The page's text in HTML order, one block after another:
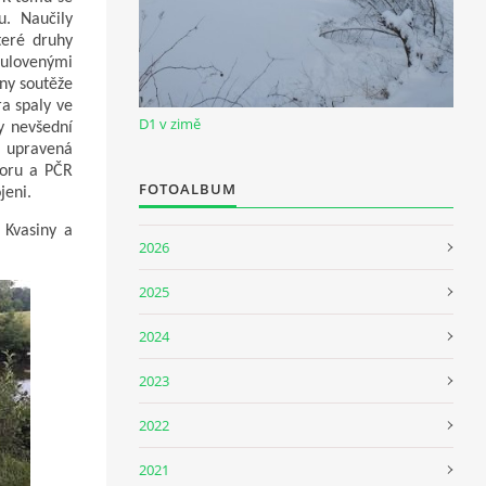
Naučily
druhy
soutěže
spaly ve
nevšední
a PČR
a
D1 v zimě
FOTOALBUM
2026
2025
2024
2023
2022
2021